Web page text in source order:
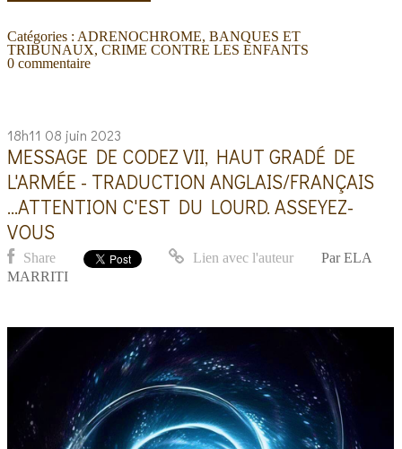
Catégories : ADRENOCHROME,BANQUES ET
TRIBUNAUX,CRIME CONTRE LES ENFANTS
0 commentaire
18h11 08 juin 2023
MESSAGE DE CODEZ VII, HAUT GRADÉ DE
L'ARMÉE - TRADUCTION ANGLAIS/FRANÇAIS
...ATTENTION C'EST DU LOURD. ASSEYEZ-
VOUS
Share Lien avec l'auteur Par ELA
MARRITI